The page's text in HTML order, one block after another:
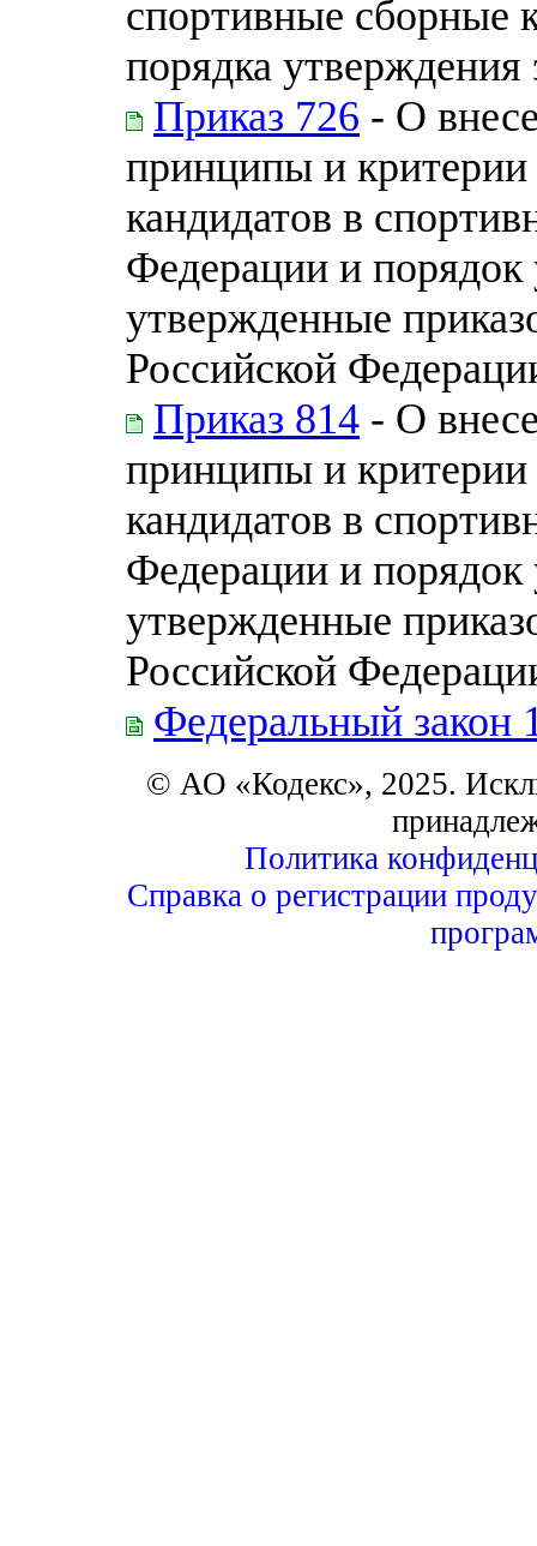
спортивные сборные
порядка утверждения
Приказ 726 - О
принципы и
кандидатов в
Федерации и порядок
утвержденные
Российской
Приказ 814 - О
принципы и
кандидатов в
Федерации и порядок
утвержденные
Российской
Федеральный закон
© АО «Кодекс», 2025.
Политика
Справка о регистрации